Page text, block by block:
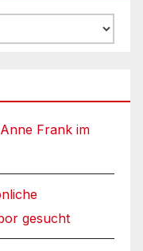
Frank im
gesucht